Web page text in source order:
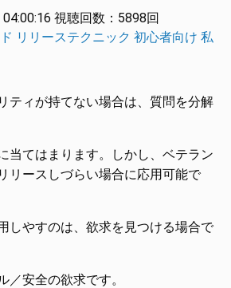
視聴回数： 5898回
リリーステクニック 初心者向け 私
ティが持てない場合は、質問を分解
当てはまります。しかし、ベテラン
リースしづらい場合に応用可能で
しやすのは、欲求を見つける場合で
／安全の欲求です。